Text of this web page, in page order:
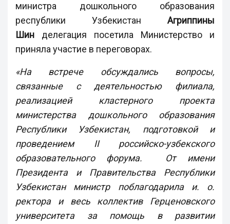
министра дошкольного образования
республики Узбекистан Агриппины
Шин делегация посетила Министерство и
приняла участие в переговорах.
«На встрече обсуждались вопросы,
связанные с деятельностью филиала,
реализацией кластерного проекта
министерства дошкольного образования
Республики Узбекистан, подготовкой и
проведением
IIроссийско-узбекского
образовательного форума. От имени
Президента и Правительства Республики
Узбекистан министр поблагодарила и. о.
ректора и весь коллектив Герценовского
университета за помощь в развитии